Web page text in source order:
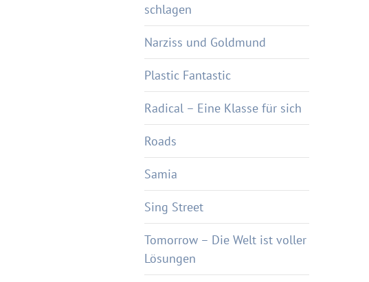
schlagen
Narziss und Goldmund
Plastic Fantastic
Radical – Eine Klasse für sich
Roads
Samia
Sing Street
Tomorrow – Die Welt ist voller
Lösungen